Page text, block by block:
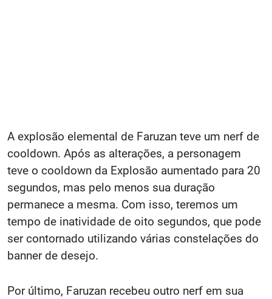
A explosão elemental de Faruzan teve um nerf de
cooldown. Após as alterações, a personagem
teve o cooldown da Explosão aumentado para 20
segundos, mas pelo menos sua duração
permanece a mesma. Com isso, teremos um
tempo de inatividade de oito segundos, que pode
ser contornado utilizando várias constelações do
banner de desejo.
Por último, Faruzan recebeu outro nerf em sua